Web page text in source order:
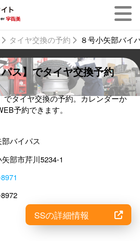
タイヤ交換の予約 ８号小矢部バイ
パス】でタイヤ交換予約
でタイヤ交換の予約。カレンダーか
予約できます。
部バイパス
部市芹川5234-1
SSの詳細情報